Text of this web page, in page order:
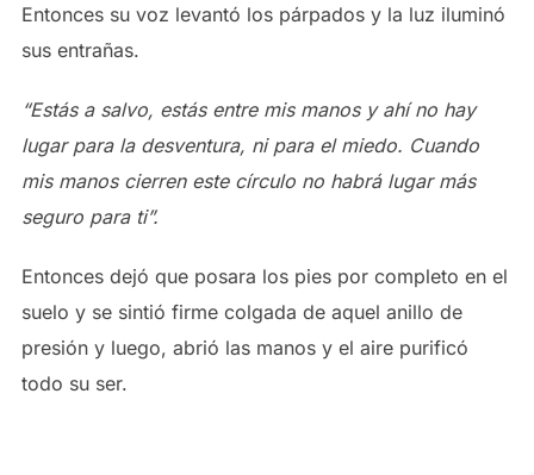
Entonces su voz levantó los párpados y la luz iluminó
sus entrañas.
“Estás a salvo, estás entre mis manos y ahí no hay
lugar para la desventura, ni para el miedo. Cuando
mis manos cierren este círculo no habrá lugar más
seguro para ti”.
Entonces dejó que posara los pies por completo en el
suelo y se sintió firme colgada de aquel anillo de
presión y luego, abrió las manos y el aire purificó
todo su ser.